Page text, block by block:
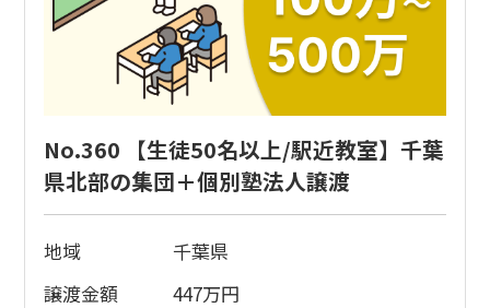
No.360 【生徒50名以上/駅近教室】千葉
県北部の集団＋個別塾法人譲渡
地域
千葉県
譲渡金額
447万円